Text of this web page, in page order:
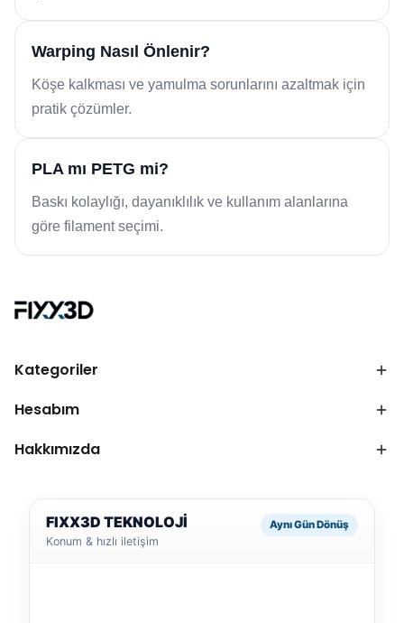
Warping Nasıl Önlenir?
Köşe kalkması ve yamulma sorunlarını azaltmak için
pratik çözümler.
PLA mı PETG mi?
Baskı kolaylığı, dayanıklılık ve kullanım alanlarına
göre filament seçimi.
Kategoriler
Hesabım
Hakkımızda
FIXX3D TEKNOLOJİ
Konum & hızlı iletişim
Aynı Gün Dönüş